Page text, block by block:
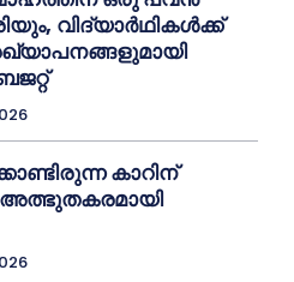
വിദ്യാര്‍ഥികള്‍ക്ക്
കാറിന്
അത്ഭുതകരമായി